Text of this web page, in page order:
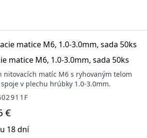
matice M6, 1.0-3.0mm, sada 50ks
nitovacích matíc M6 s ryhovaným telom
v plechu hrúbky 1.0-3.0mm.
€
18 dní